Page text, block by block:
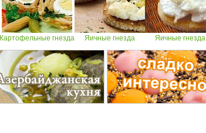
Картофельные гнезда Яичные гнезда Яичные гнезда